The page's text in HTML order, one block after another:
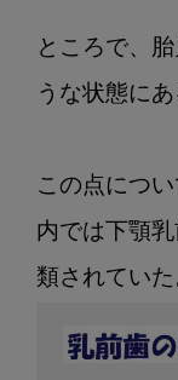
ところで、
うな状態に
この点につ
内では下顎